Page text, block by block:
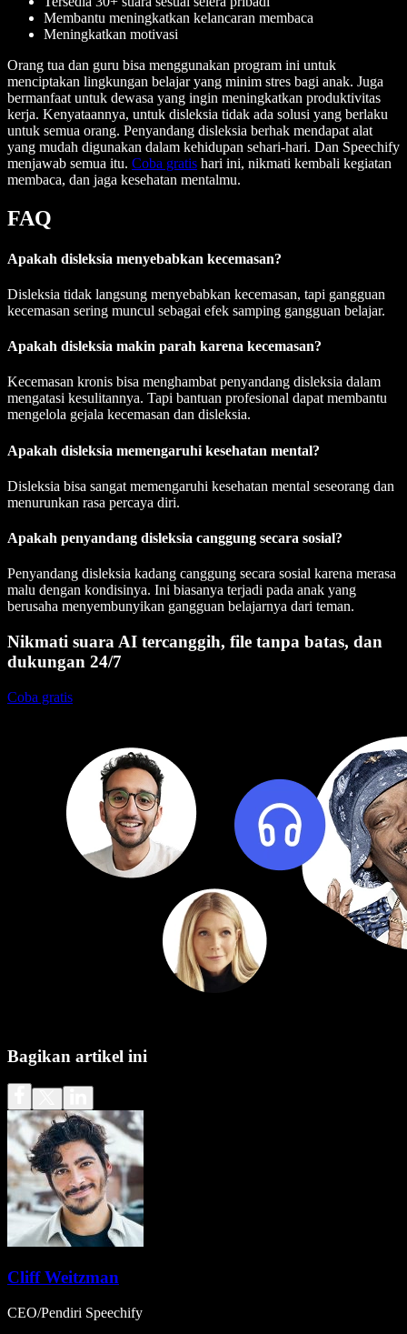
Membantu meningkatkan kelancaran membaca
Meningkatkan motivasi
Orang tua dan guru bisa menggunakan program ini untuk
menciptakan lingkungan belajar yang minim stres bagi anak. Juga
bermanfaat untuk dewasa yang ingin meningkatkan produktivitas
kerja. Kenyataannya, untuk disleksia tidak ada solusi yang berlaku
untuk semua orang. Penyandang disleksia berhak mendapat alat
yang mudah digunakan dalam kehidupan sehari-hari. Dan Speechify
menjawab semua itu. Coba gratis hari ini, nikmati kembali kegiatan
membaca, dan jaga kesehatan mentalmu.
FAQ
Apakah disleksia menyebabkan kecemasan?
Disleksia tidak langsung menyebabkan kecemasan, tapi gangguan
kecemasan sering muncul sebagai efek samping gangguan belajar.
Apakah disleksia makin parah karena kecemasan?
Kecemasan kronis bisa menghambat penyandang disleksia dalam
mengatasi kesulitannya. Tapi bantuan profesional dapat membantu
mengelola gejala kecemasan dan disleksia.
Apakah disleksia memengaruhi kesehatan mental?
Disleksia bisa sangat memengaruhi kesehatan mental seseorang dan
menurunkan rasa percaya diri.
Apakah penyandang disleksia canggung secara sosial?
Penyandang disleksia kadang canggung secara sosial karena merasa
malu dengan kondisinya. Ini biasanya terjadi pada anak yang
berusaha menyembunyikan gangguan belajarnya dari teman.
Nikmati suara AI tercanggih, file tanpa batas, dan
dukungan 24/7
Coba gratis
Bagikan artikel ini
Cliff Weitzman
CEO/Pendiri Speechify